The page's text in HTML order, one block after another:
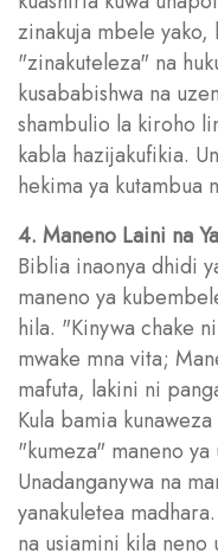
zinakuja mbele yako,
"zinakuteleza" na
kusababishwa na
shambulio la kiroho
kabla hazijakufikia.
hekima ya kutambua
4. Maneno Laini na
Biblia inaonya dhidi
maneno ya
hila. "Kinywa chake
mwake mna vita;
mafuta, lakini ni
Kula bamia
"kumeza" maneno
Unadanganywa na
yanakuletea
na usiamini kila neno